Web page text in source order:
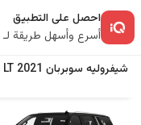
احصل على التطبيق
أسرع وأسهل طريقة لـ iQ Cars
شيفروليه سوبربان 2021
LT